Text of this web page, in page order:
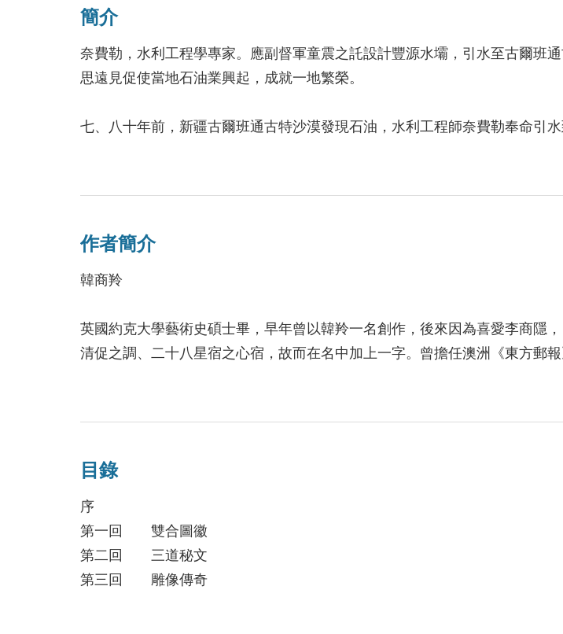
簡介
奈費勒，水利工程學專家。應副督軍童震之託設計豐源水壩，引水至古爾班
思遠見促使當地石油業興起，成就一地繁榮。
七、八十年前，新疆古爾班通古特沙漠發現石油，水利工程師奈費勒奉命引
漠，完成群眾開採石油的夢想，人們因此在水壩旁設置了一尊奈費勒雕像，
數十年後，納忠言偶然在河灘旁撿到一個神秘匣子，匣子裡刻著秘文，迷信
人，在追查真相的過程中，展開一場明爭暗鬥的驚奇冒險，揭出輝煌史蹟背後
堪的真相。
有人說，歷史是贏家寫的，其中的迷離弔詭、多重版本，是相違或者互補？
胸中定見，簡化、忽略了其中的複雜與多面性。在環環相扣的情節中，隨著「
作者簡介
韓商羚
英國約克大學藝術史碩士畢，早年曾以韓羚一名創作，後來因為喜愛李商隱
清促之調、二十八星宿之心宿，故而在名中加上一字。曾擔任澳洲《東方郵
實不過精衛填海，那種不能回頭的癡絕。
目錄
序
第一回 雙合圖徽
第二回 三道秘文
第三回 雕像傳奇